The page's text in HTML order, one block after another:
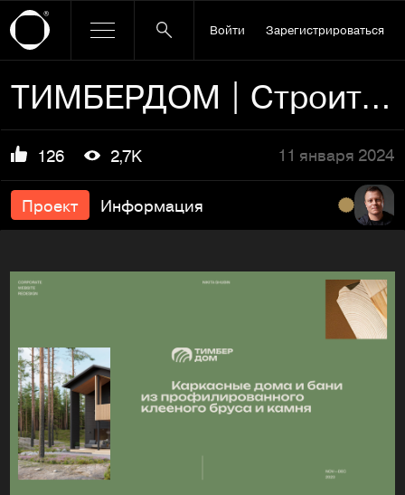
Войти Зарегистрироваться
ТИМБЕРДОМ | Строительство домов
126 2,7K 11 января 2024
Проект Информация